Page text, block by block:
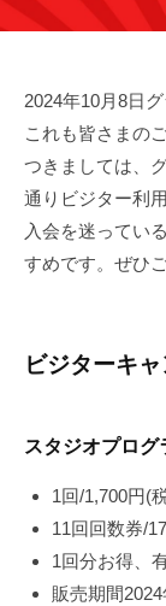
2024年10月8日
これも皆さまの
つきましては、
通りビジター利
入会を迷ってい
すめです。ぜひ
ビジターキ
スタジオプログ
1回/1,700円(
11回回数券/
1回分お得、
販売期間